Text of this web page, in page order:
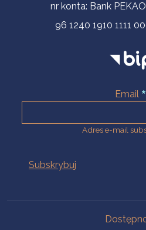
nr konta: Bank
96 1240 1910 1111
Email
Adres e-mail